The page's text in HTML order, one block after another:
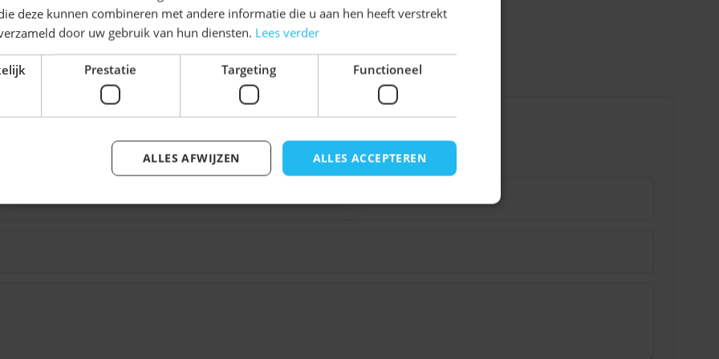
Oktoberfest Babe voor
is in verschillende
Vergeet ook
En een leukhoedje
de maat? Neem dan
deze kunnen combineren met andere informatie die u aan hen heeft verstrekt
door uw gebruik van hun diensten. Lees verder
Prestatie Targeting Functioneel
ALLES ACCEPTEREN
ALLES AFWIJZEN
Schrijf je nu in voor de nieuwsbrief en ontvang toegang
tot exclusieve kortingen!
Voor- en achternaam
Inschrijven